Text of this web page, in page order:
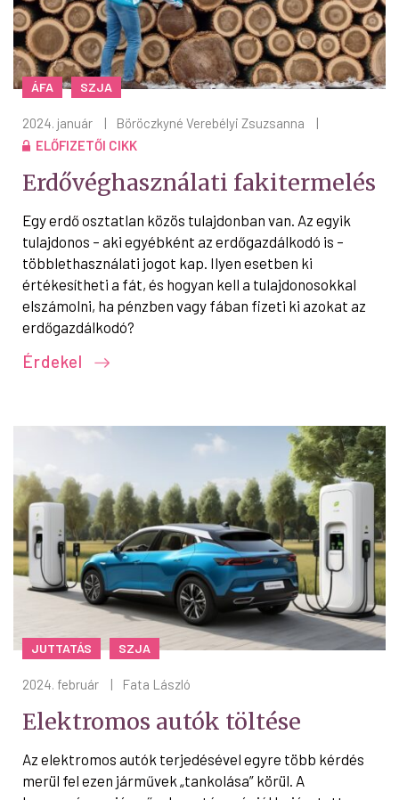
ÁFA SZJA
2024. január | Böröczkyné Verebélyi Zsuzsanna
|
ELŐFIZETŐI CIKK
Erdővéghasználati fakitermelés
Egy erdő osztatlan közös tulajdonban van. Az egyik
tulajdonos – aki egyébként az erdőgazdálkodó is –
többlethasználati jogot kap. Ilyen esetben ki
értékesítheti a fát, és hogyan kell a tulajdonosokkal
elszámolni, ha pénzben vagy fában fizeti ki azokat az
erdőgazdálkodó?
Érdekel
JUTTATÁS SZJA
2024. február | Fata László
Elektromos autók töltése
Az elektromos autók terjedésével egyre több kérdés
merül fel ezen járművek „tankolása” körül. A